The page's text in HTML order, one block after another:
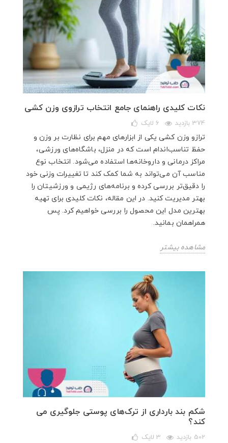
نکات کلیدی راهنمای جامع انتخاب ترازوی وزن‌ کشی
374 بازدید 6 لایک
ترازو وزن‌ کشی یکی از ابزارهای مهم برای نظارت بر وزن و
حفظ تناسب‌اندام است که در منزل، باشگاه‌های ورزشی،
مراکز درمانی و داروخانه‌ها استفاده می‌شود. انتخاب نوع
مناسب آن می‌تواند به شما کمک کند تا تغییرات وزنی خود
را دقیق‌تر بررسی کرده و برنامه‌های رژیمی و ورزشیتان را
بهتر مدیریت کنید. در این مقاله، نکات کلیدی برای تهیه
بهترین مدل این محصول را بررسی خواهیم کرد. پس
همراهمان بمانید.
مشاهده بیشتر
شکم بند بارداری از ترک‌های پوستی جلوگیری می
کند؟
502 بازدید 3 لایک